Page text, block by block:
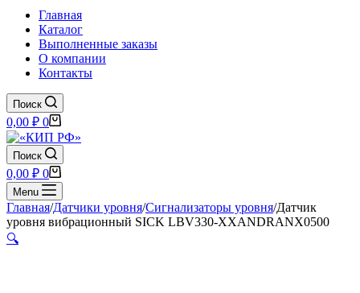
Главная
Каталог
Выполненные заказы
О компании
Контакты
Поиск
Корзина
0,00 ₽ 0
Поиск
Корзина
0,00 ₽ 0
Menu
Главная/Датчики уровня/Сигнализаторы уровня/Датчик
уровня вибрационный SICK LBV330-XXANDRANX0500
🔍